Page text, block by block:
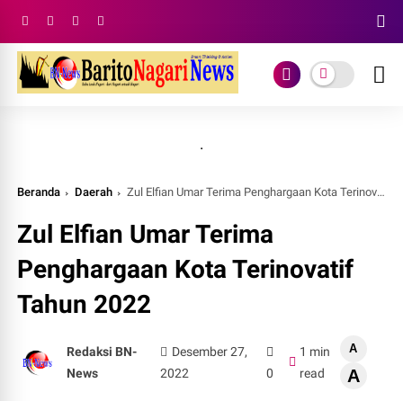
.
Beranda Daerah Zul Elfian Umar Terima Penghargaan Kota Terinovatif Tahun 2022
Zul Elfian Umar Terima
Penghargaan Kota Terinovatif
Tahun 2022
Redaksi BN-
News
Desember 27,
2022
0
1 min
read
A
A